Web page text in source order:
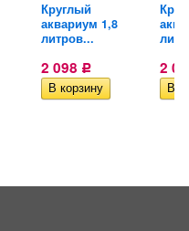
Круглый
аквариум 1,8
литров...
2 098 Р 2